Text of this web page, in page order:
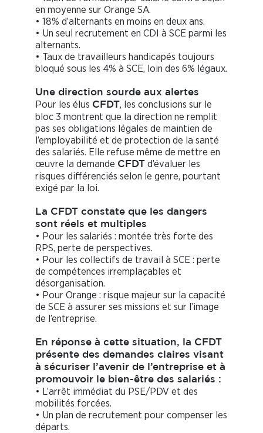
en moyenne sur Orange SA.
• 18% d’alternants en moins en deux ans.
• Un seul recrutement en CDI à SCE parmi les
alternants.
• Taux de travailleurs handicapés toujours
bloqué sous les 4% à SCE, loin des 6% légaux.
Une direction sourde aux alertes
Pour les élus CFDT , les conclusions sur le
bloc 3 montrent que la direction ne remplit
pas ses obligations légales de maintien de
l’employabilité et de protection de la santé
des salariés. Elle refuse même de mettre en
œuvre la demande CFDT
d’évaluer les
risques différenciés selon le genre, pourtant
exigé par la loi.
La CFDT constate que les dangers
sont réels et multiples
• Pour les salariés : montée très forte des
RPS, perte de perspectives.
• Pour les collectifs de travail à SCE : perte
de compétences irremplaçables et
désorganisation.
• Pour Orange : risque majeur sur la capacité
de SCE à assurer ses missions et sur l’image
de l’entreprise.
En réponse à cette situation, la CFDT
présente des demandes claires visant
à sécuriser l’avenir de l’entreprise et à
promouvoir le bien-être des salariés :
• L’arrêt immédiat du PSE/PDV et des
mobilités forcées.
• Un plan de recrutement pour compenser les
départs.